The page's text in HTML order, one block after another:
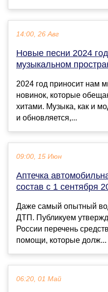
14:00, 26 Авг
Новые песни 2024
музыкальном
2024 год приносит нам
новинок, которые
хитами. Музыка, как и
и обновляется,...
09:00, 15 Июн
Аптечка
состав с 1 сентября
Даже самый опытный
ДТП. Публикуем
России перечень
помощи, которые долж...
06:20, 01 Май